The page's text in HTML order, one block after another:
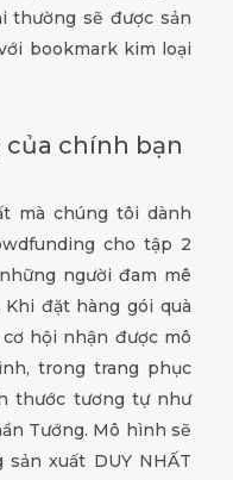
thường sẽ được sản
bookmark kim loại
của chính bạn
mà chúng tôi dành
cho tập 2
người đam mê
đặt hàng gói quà
hội nhận được mô
trong trang phục
thước tương tự như
Tướng. Mô hình sẽ
xuất DUY NHẤT